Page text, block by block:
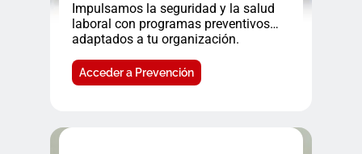
Impulsamos la seguridad y la salud
laboral con programas preventivos
adaptados a tu organización.
Acceder a Prevención